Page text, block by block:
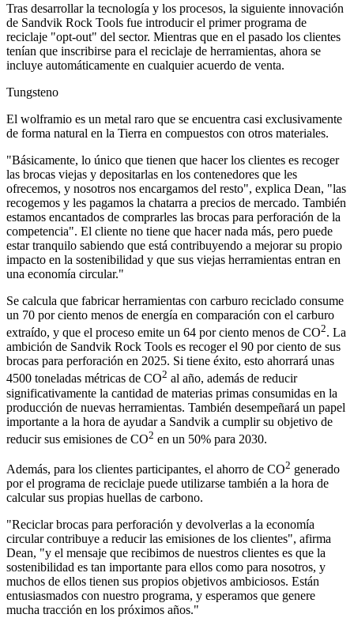
Tras desarrollar la tecnología y los procesos, la siguiente innovación
de Sandvik Rock Tools fue introducir el primer programa de
reciclaje "opt-out" del sector. Mientras que en el pasado los clientes
tenían que inscribirse para el reciclaje de herramientas, ahora se
incluye automáticamente en cualquier acuerdo de venta.
Tungsteno
El wolframio es un metal raro que se encuentra casi exclusivamente
de forma natural en la Tierra en compuestos con otros materiales.
"Básicamente, lo único que tienen que hacer los clientes es recoger
las brocas viejas y depositarlas en los contenedores que les
ofrecemos, y nosotros nos encargamos del resto", explica Dean, "las
recogemos y les pagamos la chatarra a precios de mercado. También
estamos encantados de comprarles las brocas para perforación de la
competencia". El cliente no tiene que hacer nada más, pero puede
estar tranquilo sabiendo que está contribuyendo a mejorar su propio
impacto en la sostenibilidad y que sus viejas herramientas entran en
una economía circular."
Se calcula que fabricar herramientas con carburo reciclado consume
un 70 por ciento menos de energía en comparación con el carburo
extraído, y que el proceso emite un 64 por ciento menos de CO2. La
ambición de Sandvik Rock Tools es recoger el 90 por ciento de sus
brocas para perforación en 2025. Si tiene éxito, esto ahorrará unas
4500 toneladas métricas de CO2 al año, además de reducir
significativamente la cantidad de materias primas consumidas en la
producción de nuevas herramientas. También desempeñará un papel
importante a la hora de ayudar a Sandvik a cumplir su objetivo de
reducir sus emisiones de CO2 en un 50% para 2030.
Además, para los clientes participantes, el ahorro de CO2 generado
por el programa de reciclaje puede utilizarse también a la hora de
calcular sus propias huellas de carbono.
"Reciclar brocas para perforación y devolverlas a la economía
circular contribuye a reducir las emisiones de los clientes", afirma
Dean, "y el mensaje que recibimos de nuestros clientes es que la
sostenibilidad es tan importante para ellos como para nosotros, y
muchos de ellos tienen sus propios objetivos ambiciosos. Están
entusiasmados con nuestro programa, y esperamos que genere
mucha tracción en los próximos años."